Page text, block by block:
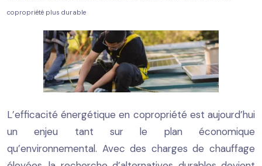
copropriété plus durable
L’efficacité énergétique en copropriété est aujourd’hui
un enjeu tant sur le plan économique
qu’environnemental. Avec des charges de chauffage